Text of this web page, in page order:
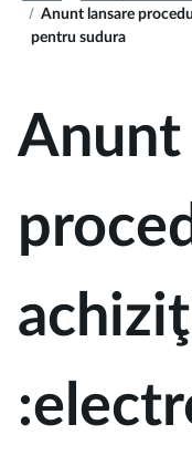
Anunt lansare
pentru sudura
Anunt